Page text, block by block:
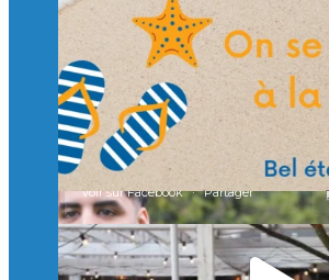
🎯 Taxe d’apprentissage 2026 : avec
un numérique au service de l'humain !
À l’Isep, nous formons des ingénieurs,
Mastères Spécialisés, qui allient
valeurs humaines, au cœur de notre
...Voir plus
il y a 2 mois
Voir sur Facebook · Partager